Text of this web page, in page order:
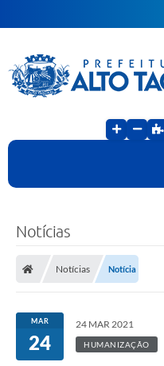
Notícias
Notícias Notícia
MAR
24
24 MAR 2021
HUMANIZAÇÃO